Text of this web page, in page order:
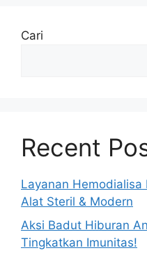
Cari
Recent
Layanan Hemodialisa
Alat Steril & Modern
Aksi Badut Hiburan
Tingkatkan Imunitas!